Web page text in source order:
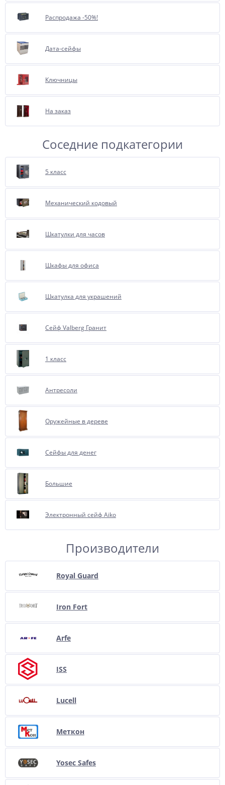
с удовольствием проконсультируют
Распродажа -50%!
Дата-сейфы
Ключницы
На заказ
Соседние подкатегории
5 класс
Механический кодовый
Шкатулки для часов
Шкафы для офиса
Шкатулка для украшений
Сейф Valberg Гранит
1 класс
Антресоли
Оружейные в дереве
Сейфы для денег
Большие
Электронный сейф Aiko
Производители
Royal Guard
Iron Fort
Arfe
ISS
Lucell
Меткон
Yosec Safes